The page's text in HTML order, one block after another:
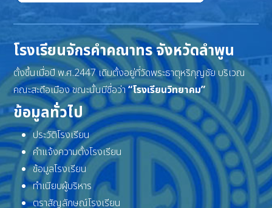
โรงเรียนจักรคำคณาทร จังหวัดลำพูน
ตั้งขึ้นเมื่อปี พ.ศ.2447 เดิมตั้งอยู่ที่วัดพระธาตุหริภุญชัย บริเวณ
คณะสะดือเมือง ขณะนั้นมีชื่อว่า“โรงเรียนวิทยาคม”
ข้อมูลทั่วไป
ประวัติโรงเรียน
คำแจ้งความตั้งโรงเรียน
ข้อมูลโรงเรียน
ทำเนียบผู้บริหาร
ตราสัญลักษณ์โรงเรียน